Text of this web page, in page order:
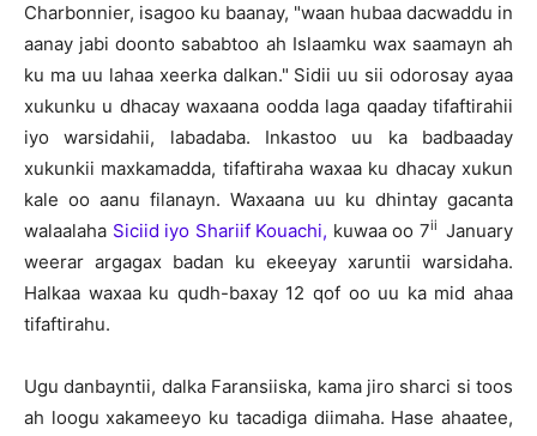
Charbonnier, isagoo ku baanay, "waan hubaa dacwaddu in
aanay jabi doonto sababtoo ah Islaamku wax saamayn ah
ku ma uu lahaa xeerka dalkan." Sidii uu sii odorosay ayaa
xukunku u dhacay waxaana oodda laga qaaday tifaftirahii
iyo warsidahii, labadaba. Inkastoo uu ka badbaaday
xukunkii maxkamadda, tifaftiraha waxaa ku dhacay xukun
kale oo aanu filanayn. Waxaana uu ku dhintay gacanta
walaalaha Siciid iyo Shariif Kouachi, kuwaa oo 7ii January
weerar argagax badan ku ekeeyay xaruntii warsidaha.
Halkaa waxaa ku qudh-baxay 12 qof oo uu ka mid ahaa
tifaftirahu.
Ugu danbayntii, dalka Faransiiska, kama jiro sharci si toos
ah loogu xakameeyo ku tacadiga diimaha. Hase ahaatee,